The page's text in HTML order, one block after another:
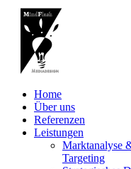
Home
Über uns
Referenzen
Leistungen
Marktanalyse
Targeting